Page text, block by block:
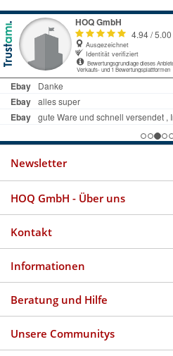
Newsletter
HOQ GmbH - Über uns
Kontakt
Informationen
Beratung und Hilfe
Unsere Communitys